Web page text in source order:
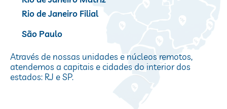
Rio de Janeiro Filial
São Paulo
Através de nossas unidades e núcleos remotos,
atendemos a capitais e cidades do interior dos
estados: RJ e SP.